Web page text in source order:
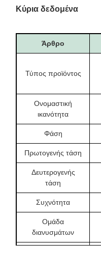
Κύρια δεδομένα
Άρθρο
Τύπος προϊόντος
Ονομαστική
ικανότητα
Φάση
Πρωτογενής τάση
Δευτερογενής
τάση
Συχνότητα
Ομάδα
διανυσμάτων